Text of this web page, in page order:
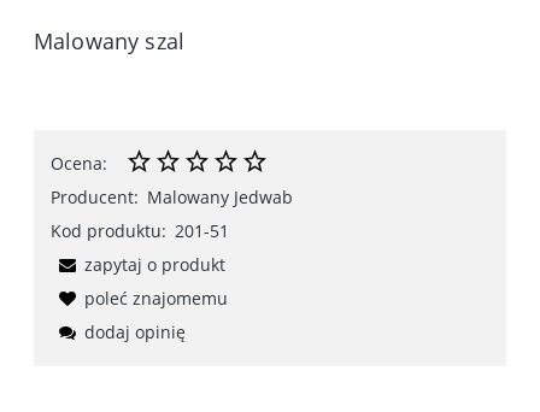
Malowany szal
Ocena:
Producent: Malowany Jedwab
Kod produktu: 201-51
zapytaj o produkt
poleć znajomemu
dodaj opinię